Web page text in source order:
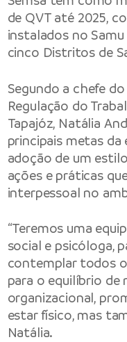
de QVT até 2025,
instalados no
cinco Distritos de
Segundo a chefe
Regulação do
Tapajóz, Natália
principais metas da
adoção de um
ações e práticas
interpessoal no
“Teremos uma
social e psicóloga,
contemplar todos
para o equilíbrio de
organizacional,
estar físico, mas
Natália.